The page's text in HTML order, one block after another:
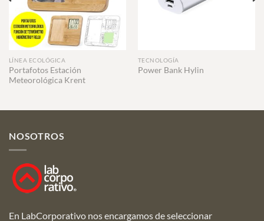
LÍNEA ECOLÓGICA
Portafotos Estación
Meteorológica Krent
TECNOLOGÍA
Power Bank Hylin
NOSOTROS
En LabCorporativo nos encargamos de seleccionar